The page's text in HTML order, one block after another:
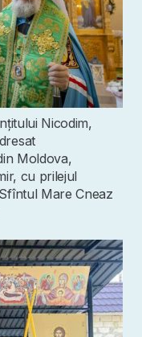
Nicodim,
Moldova,
cu prilejul
Mare Cneaz